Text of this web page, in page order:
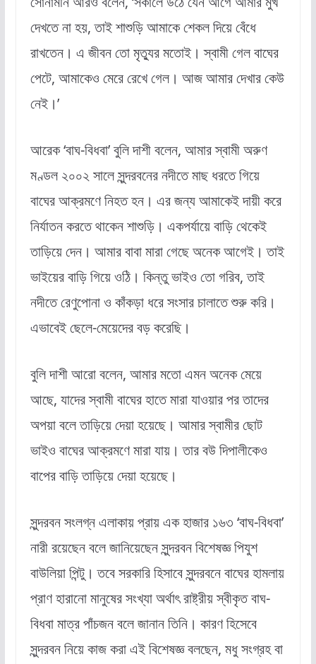
দেখতে না হয়, তাই শাশুড়ি আমাকে শেকল দিয়ে বেঁধে
রাখতেন। এ জীবন তো মৃত্যুর মতোই। স্বামী গেল বাঘের
পেটে, আমাকেও মেরে রেখে গেল। আজ আমার দেখার কেউ
নেই।’
আরেক ‘বাঘ-বিধবা’ বুলি দাশী বলেন, আমার স্বামী অরুণ
মণ্ডল ২০০২ সালে সুন্দরবনের নদীতে মাছ ধরতে গিয়ে
বাঘের আক্রমণে নিহত হন। এর জন্য আমাকেই দায়ী করে
নির্যাতন করতে থাকেন শাশুড়ি। একপর্যায়ে বাড়ি থেকেই
তাড়িয়ে দেন। আমার বাবা মারা গেছে অনেক আগেই। তাই
ভাইয়ের বাড়ি গিয়ে ওঠি। কিন্তু ভাইও তো গরিব, তাই
নদীতে রেণুপোনা ও কাঁকড়া ধরে সংসার চালাতে শুরু করি।
এভাবেই ছেলে-মেয়েদের বড় করেছি।
বুলি দাশী আরো বলেন, আমার মতো এমন অনেক মেয়ে
আছে, যাদের স্বামী বাঘের হাতে মারা যাওয়ার পর তাদের
অপয়া বলে তাড়িয়ে দেয়া হয়েছে। আমার স্বামীর ছোট
ভাইও বাঘের আক্রমণে মারা যায়। তার বউ দিপালীকেও
বাপের বাড়ি তাড়িয়ে দেয়া হয়েছে।
সুন্দরবন সংলগ্ন এলাকায় প্রায় এক হাজার ১৬৩ ‘বাঘ-বিধবা’
নারী রয়েছেন বলে জানিয়েছেন সুন্দরবন বিশেষজ্ঞ পিযুশ
বাউলিয়া পিন্টু। তবে সরকারি হিসাবে সুন্দরবনে বাঘের হামলায়
প্রাণ হারানো মানুষের সংখ্যা অর্থাৎ রাষ্ট্রীয় স্বীকৃত বাঘ-
বিধবা মাত্র পাঁচজন বলে জানান তিনি। কারণ হিসেবে
সুন্দরবন নিয়ে কাজ করা এই বিশেষজ্ঞ বলছেন, মধু সংগ্রহ বা